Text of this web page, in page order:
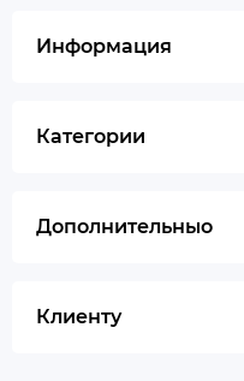
Информация
Категории
Дополнительныо
Клиенту